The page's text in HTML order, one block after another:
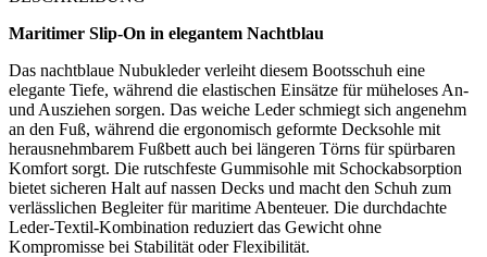
Maritimer Slip-On in elegantem Nachtblau
Das nachtblaue Nubukleder verleiht diesem Bootsschuh eine
elegante Tiefe, während die elastischen Einsätze für müheloses An-
und Ausziehen sorgen. Das weiche Leder schmiegt sich angenehm
an den Fuß, während die ergonomisch geformte Decksohle mit
herausnehmbarem Fußbett auch bei längeren Törns für spürbaren
Komfort sorgt. Die rutschfeste Gummisohle mit Schockabsorption
bietet sicheren Halt auf nassen Decks und macht den Schuh zum
verlässlichen Begleiter für maritime Abenteuer. Die durchdachte
Leder-Textil-Kombination reduziert das Gewicht ohne
Kompromisse bei Stabilität oder Flexibilität.